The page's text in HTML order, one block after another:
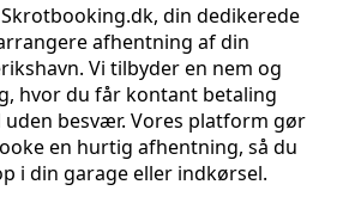
din dedikerede
afhentning af din
Vi tilbyder en nem og
hvor du får kontant betaling
besvær. Vores platform gør
en hurtig afhentning, så du
i din garage eller indkørsel.